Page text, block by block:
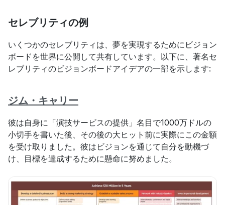
セレブリティの例
いくつかのセレブリティは、夢を実現するためにビジョン
ボードを世界に公開して共有しています。以下に、著名セ
レブリティのビジョンボードアイデアの一部を示します:
ジム・キャリー
彼は自身に「演技サービスの提供」名目で1000万ドルの
小切手を書いた後、その後の大ヒット前に実際にこの金額
を受け取りました。彼はビジョンを通じて自分を動機づ
け、目標を達成するために懸命に努めました。